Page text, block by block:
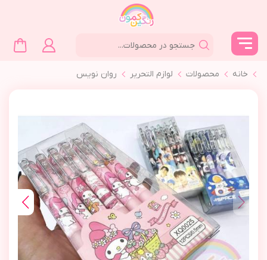
خانه محصولات لوازم التحرير روان نويس